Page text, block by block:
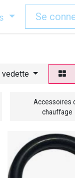
Se
vedette
Accessoires
chauffage